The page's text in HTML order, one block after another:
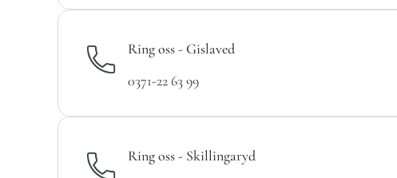
Ring oss - Gislaved
0371-22 63 99
Ring oss - Skillingaryd